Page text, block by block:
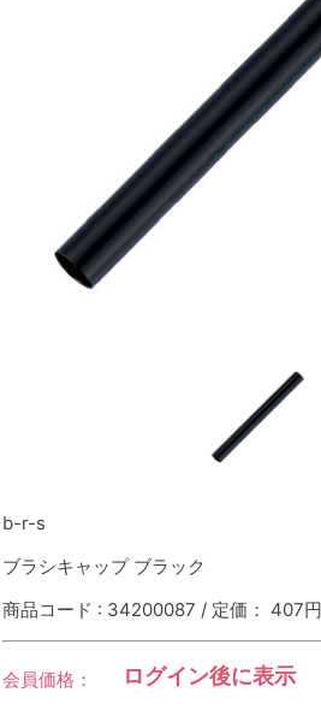
b-r-s
ブラシキャップ ブラック
商品コード : 34200087 / 定価： 407円
会員価格： ログイン後に表示